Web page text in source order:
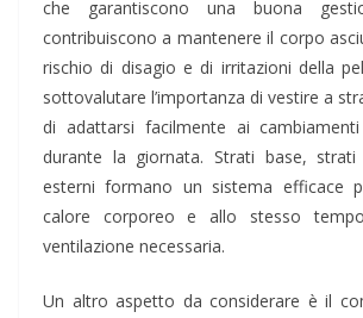
che garantiscono una buona
contribuiscono a mantenere il corpo
rischio di disagio e di irritazioni della
sottovalutare l’importanza di vestire a
di adattarsi facilmente ai
durante la giornata. Strati base,
esterni formano un sistema efficace
calore corporeo e allo stesso
ventilazione necessaria.
Un altro aspetto da considerare è il